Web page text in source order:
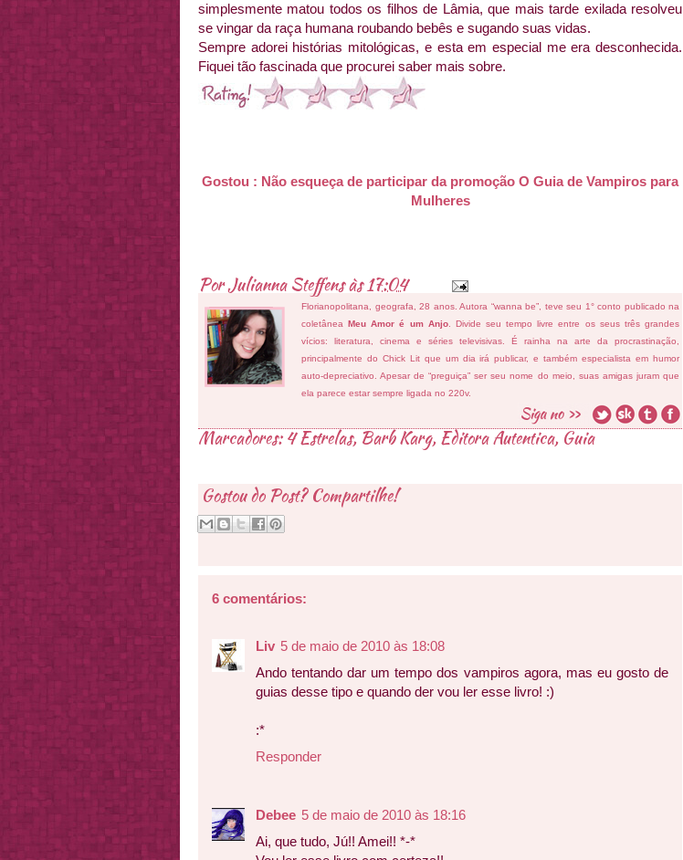
simplesmente matou todos os filhos de Lâmia, que mais tarde exilada resolveu
se vingar da raça humana roubando bebês e sugando suas vidas.
Sempre adorei histórias mitológicas, e esta em especial me era desconhecida.
Fiquei tão fascinada que procurei saber mais sobre.
Gostou : Não esqueça de participar da promoção O Guia de Vampiros para
Mulheres
PorJulianna Steffensàs17:04
Florianopolitana, geografa, 28 anos. Autora “wanna be”, teve seu 1° conto publicado na
coletâneaMeu Amor é um Anjo. Divide seu tempo livre entre os seus três grandes
vícios: literatura, cinema e séries televisivas. É rainha na arte da procrastinação,
principalmente do Chick Lit que um dia irá publicar, e também especialista em humor
auto-depreciativo. Apesar de “preguiça” ser seu nome do meio, suas amigas juram que
ela parece estar sempre ligada no 220v.
Marcadores:4 Estrelas, Barb Karg,Editora Autentica, Guia
Gostou do Post? Compartilhe!
6 comentários:
Liv 5 de maio de 2010 às 18:08
Ando tentando dar um tempo dos vampiros agora, mas eu gosto de
guias desse tipo e quando der vou ler esse livro! :)
:*
Responder
Debee 5 de maio de 2010 às 18:16
Ai, que tudo, Jú!! Amei!! *-*